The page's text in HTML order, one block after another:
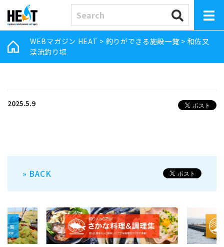
WEBマガジン HEAT > 釣りができる施設一覧 > 和佐又
渓流釣り場
2025.5.9
» BACK